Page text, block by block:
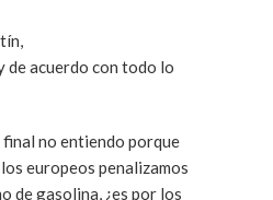
de acuerdo con todo lo
final no entiendo porque
europeos penalizamos
de gasolina, ¿es por los